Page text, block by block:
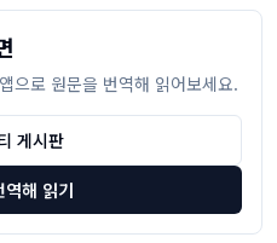
으로 원문을 번역해 읽어보세요.
게시판
역해 읽기